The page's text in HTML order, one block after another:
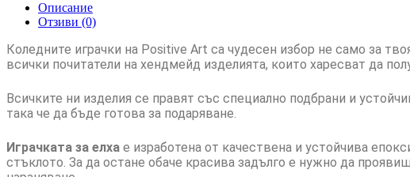
Описание
Отзиви (0)
Коледните играчки на Positive Art са чудесен избор не само за
всички почитатели на хендмейд изделията, които харесват да
Всичките ни изделия се правят със специално подбрани и
така че да бъде готова за подаряване.
Играчката за елха е изработена от качествена и устойчива
стъклото. За да остане обаче красива задълго е нужно да